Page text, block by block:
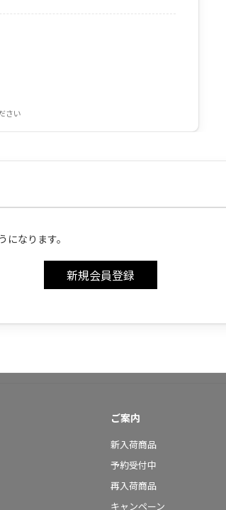
さい
なります。
ご案内
新入荷商品
予約受付中
再入荷商品
キャンペーン